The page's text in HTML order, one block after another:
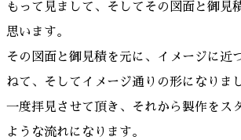
もって見まして、そしてその図面と御見
思います。
その図面と御見積を元に、イメージに近
ねて、そしてイメージ通りの形になりま
一度拝見させて頂き、それから製作をス
ような流れになります。